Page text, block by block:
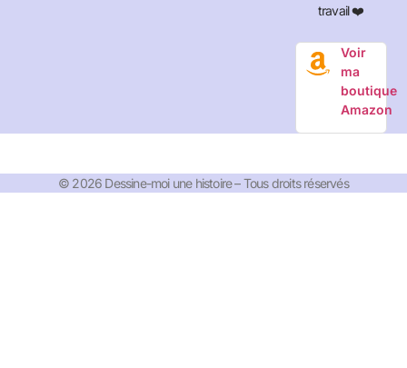
travail ❤️
Voir
ma
boutique
Amazon
© 2026 Dessine-moi une histoire – Tous droits réservés